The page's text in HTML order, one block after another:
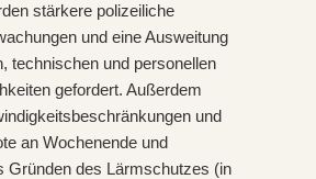
stärkere polizeiliche
und eine Ausweitung
technischen und personellen
gefordert. Außerdem
und
an Wochenende und
Gründen des Lärmschutzes (in